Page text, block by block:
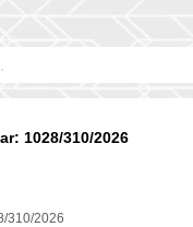
1028/310/2026
310/2026